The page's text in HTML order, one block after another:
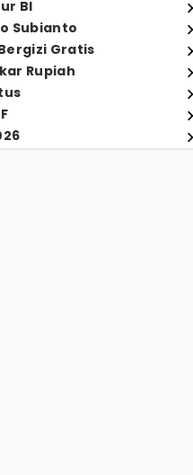
BI
Subianto
Gratis
Rupiah